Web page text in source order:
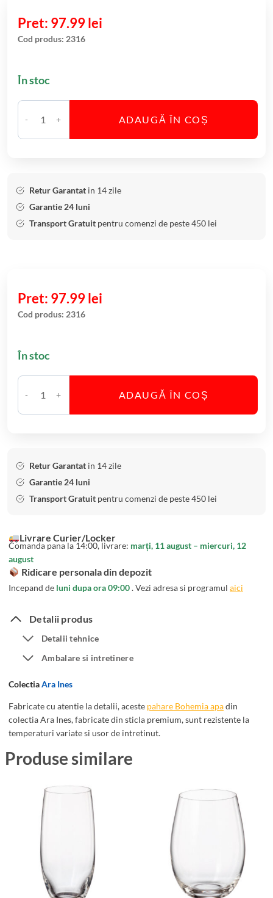
97.99lei
Cod produs: 2316
În stoc
C
a
i
t
t
h
e
A
B
i
a
A
r
I
e
s
5
0
m
l
ADAUGĂ ÎN COȘ
Retur Garantat in 14 zile
Garantie 24 luni
Transport Gratuit pentru comenzi de peste 450 lei
97.99lei
Cod produs: 2316
În stoc
C
a
i
t
S
e
t
6
a
a
r
A
p
a
B
o
h
m
i
r
a
I
ADAUGĂ ÎN COȘ
Retur Garantat in 14 zile
Garantie 24 luni
Transport Gratuit pentru comenzi de peste 450 lei
Livrare Curier/Locker
Comanda pana la 14:00, livrare: marți, 11 august – miercuri, 12
august
Ridicare personala din depozit
Incepand de luni dupa ora 09:00. Vezi adresa si programul aici
Detalii produs
Detalii tehnice
Ambalare si intretinere
ColectiaAra Ines
Fabricate cu atentie la detalii, aceste pahare Bohemia apadin
colectia Ara Ines, fabricate din sticla premium, sunt rezistente la
temperaturi variate si usor de intretinut.
Produse similare